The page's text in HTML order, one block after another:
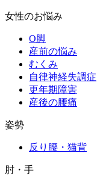
女性のお悩み
O脚
産前の悩み
むくみ
自律神経失調症
更年期障害
産後の腰痛
姿勢
反り腰・猫背
肘・手